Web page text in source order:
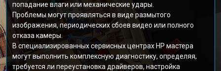
попадание влаги или механические удары.
Проблемы могут проявляться в виде размытого
изображения, периодических сбоев видео или полного
отказа камеры.
В специализированных сервисных центрах HP мастера
могут выполнить комплексную диагностику, определяя,
требуется ли переустановка драйверов, настройка